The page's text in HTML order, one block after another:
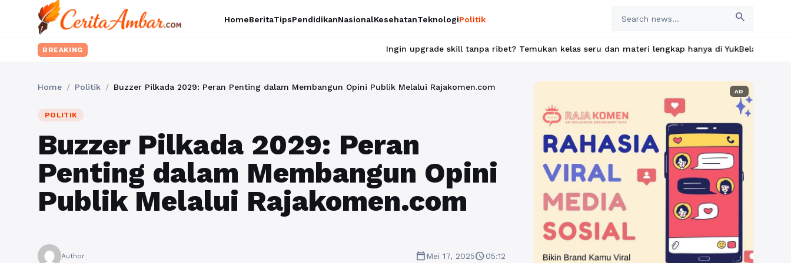
HomeBeritaTipsPendidikanNasionalKesehatanTeknologiPolitik search
BREAKING Ingin upgrade skill tanpa ribet? Temukan kelas seru dan materi lengkap hanya di YukBelajar.com. Mulai
Home / Politik / Buzzer Pilkada 2029: Peran Penting dalam Membangun Opini Publik Melalui Rajakomen.com
POLITIK
Buzzer Pilkada 2029: Peran
Penting dalam Membangun Opini
Publik Melalui Rajakomen.com
Author calendar_todayMei 17, 2025schedule05:12
AD